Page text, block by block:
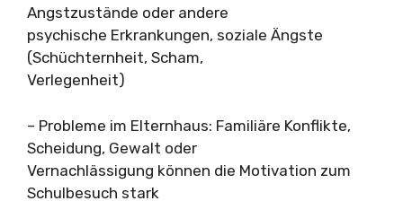
Angstzustände oder andere
psychische Erkrankungen, soziale Ängste
(Schüchternheit, Scham,
Verlegenheit)
– Probleme im Elternhaus: Familiäre Konflikte,
Scheidung, Gewalt oder
Vernachlässigung können die Motivation zum
Schulbesuch stark